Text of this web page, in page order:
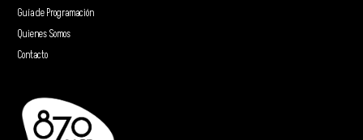
Guía de Programación
Quienes Somos
Contacto